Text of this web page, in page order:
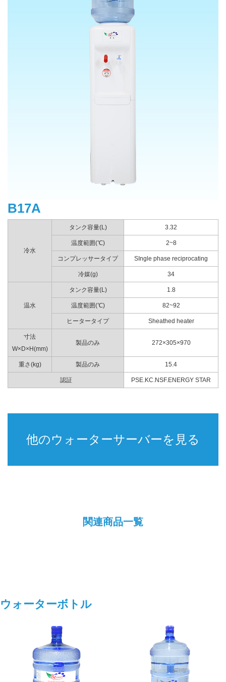
B17A
冷水
タンク容量(L) 3.32
温度範囲(℃) 2~8
コンプレッサータイプ SIngle phase reciprocating
冷媒(g) 34
温水
タンク容量(L) 1.8
温度範囲(℃) 82~92
ヒータータイプ Sheathed heater
寸法
W×D×H(mm)
製品のみ 272×305×970
重さ(kg) 製品のみ 15.4
認証 PSE.KC.NSF.ENERGY STAR
他のウォーターサーバーを見る
関連商品一覧
ウォーターボトル